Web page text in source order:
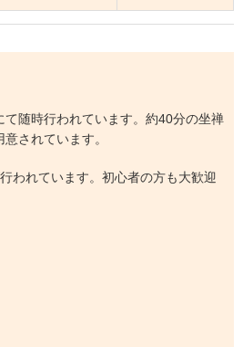
随時行われています。約40分の坐禅
されています。
われています。初心者の方も大歓迎